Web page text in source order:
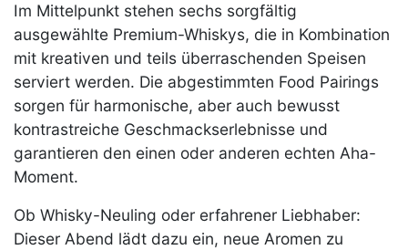
Im Mittelpunkt stehen sechs sorgfältig
ausgewählte Premium-Whiskys, die in Kombination
mit kreativen und teils überraschenden Speisen
serviert werden. Die abgestimmten Food Pairings
sorgen für harmonische, aber auch bewusst
kontrastreiche Geschmackserlebnisse und
garantieren den einen oder anderen echten Aha-
Moment.
Ob Whisky-Neuling oder erfahrener Liebhaber:
Dieser Abend lädt dazu ein, neue Aromen zu